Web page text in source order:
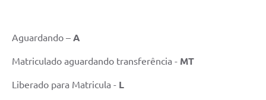
Aguardando – A
Matriculado aguardando transferência - MT
Liberado para Matricula - L